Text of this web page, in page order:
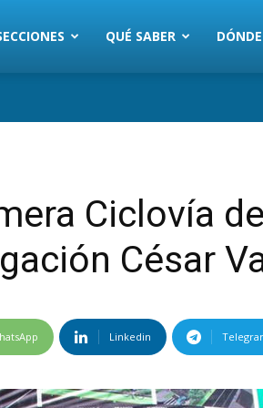
QUÉ SABER
Ciclovía de
César
Linkedin